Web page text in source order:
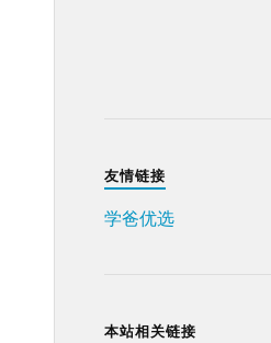
友情链接
学爸优选
本站相关链接